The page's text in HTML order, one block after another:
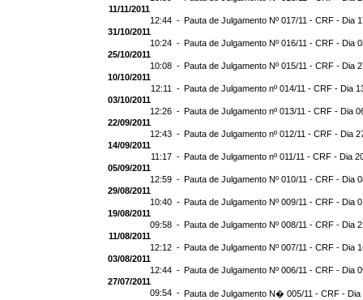
11/11/2011
12:44 - Pauta de Julgamento Nº 017/11 - CRF - Dia
31/10/2011
10:24 - Pauta de Julgamento Nº 016/11 - CRF - Dia
25/10/2011
10:08 - Pauta de Julgamento Nº 015/11 - CRF - Dia
10/10/2011
12:11 - Pauta de Julgamento nº 014/11 - CRF - Dia
03/10/2011
12:26 - Pauta de Julgamento nº 013/11 - CRF - Dia
22/09/2011
12:43 - Pauta de Julgamento nº 012/11 - CRF - Dia
14/09/2011
11:17 - Pauta de Julgamento nº 011/11 - CRF - Dia
05/09/2011
12:59 - Pauta de Julgamento Nº 010/11 - CRF - Dia
29/08/2011
10:40 - Pauta de Julgamento Nº 009/11 - CRF - Dia
19/08/2011
09:58 - Pauta de Julgamento Nº 008/11 - CRF - Dia
11/08/2011
12:12 - Pauta de Julgamento Nº 007/11 - CRF - Dia
03/08/2011
12:44 - Pauta de Julgamento Nº 006/11 - CRF - Dia
27/07/2011
09:54 - Pauta de Julgamento N� 005/11 - CRF - Dia